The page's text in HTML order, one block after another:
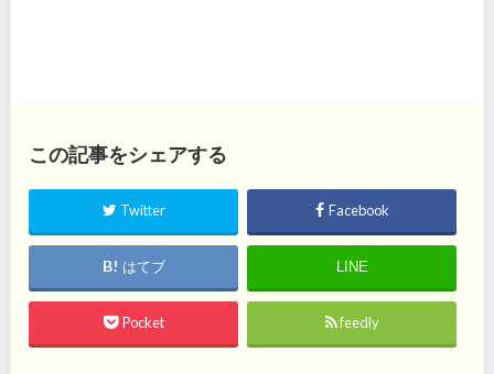
この記事をシェアする
Twitter Facebook
はてブ LINE
Pocket feedly